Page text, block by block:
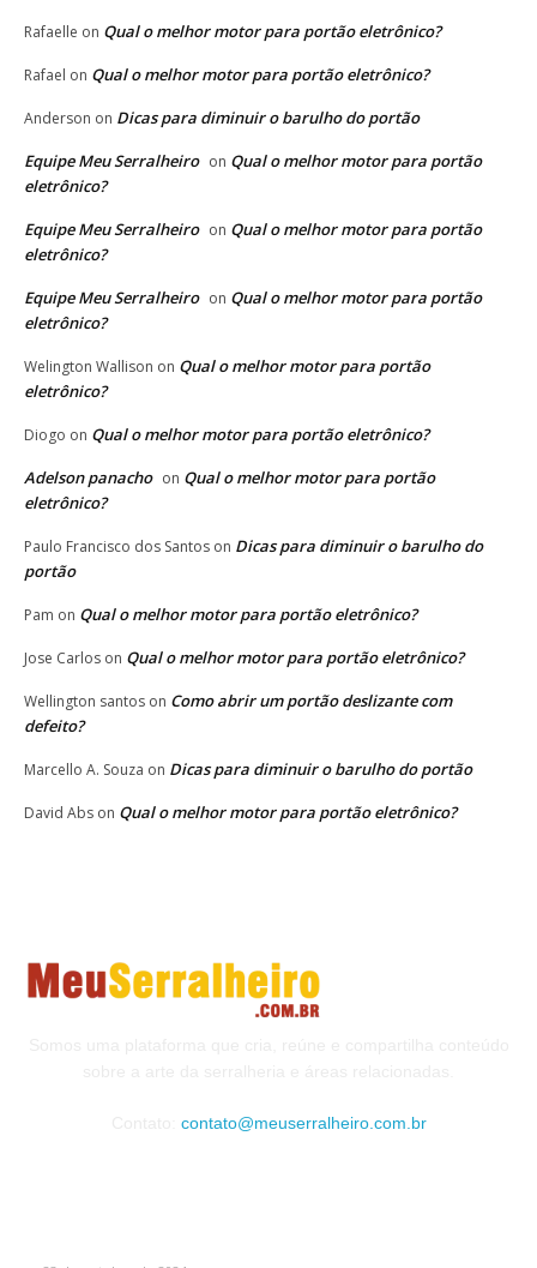
Rafaelle on Qual o melhor motor para portão eletrônico?
Rafael on Qual o melhor motor para portão eletrônico?
Anderson on Dicas para diminuir o barulho do portão
Equipe Meu Serralheiro on Qual o melhor motor para portão
eletrônico?
Equipe Meu Serralheiro on Qual o melhor motor para portão
eletrônico?
Equipe Meu Serralheiro on Qual o melhor motor para portão
eletrônico?
Welington Wallison on Qual o melhor motor para portão
eletrônico?
Diogo on Qual o melhor motor para portão eletrônico?
Adelson panacho on Qual o melhor motor para portão
eletrônico?
Paulo Francisco dos Santos on Dicas para diminuir o barulho do
portão
Pam on Qual o melhor motor para portão eletrônico?
Jose Carlos on Qual o melhor motor para portão eletrônico?
Wellington santos on Como abrir um portão deslizante com
defeito?
Marcello A. Souza on Dicas para diminuir o barulho do portão
David Abs on Qual o melhor motor para portão eletrônico?
contato@meuserralheiro.com.br